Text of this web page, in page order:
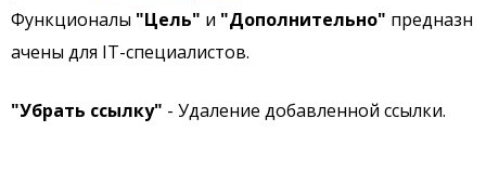
Функционалы "Цель" и "Дополнительно" предназн
ачены для IT-специалистов.
"Убрать ссылку" - Удаление добавленной ссылки.